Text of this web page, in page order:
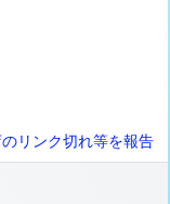
リンク切れ等を報告